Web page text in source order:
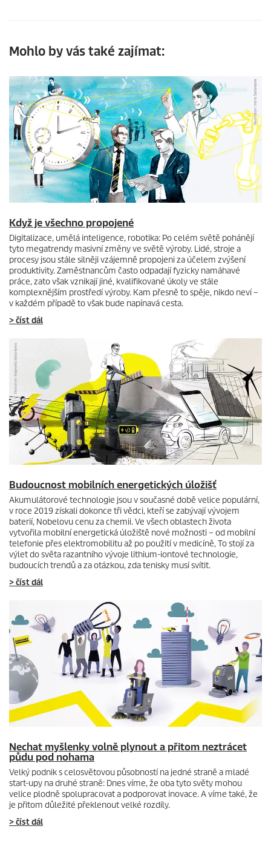
Mohlo by vás také zajímat:
Když je všechno propojené
Digitalizace, umělá inteligence, robotika: Po celém světě pohánějí
tyto megatrendy masivní změny ve světě výroby. Lidé, stroje a
procesy jsou stále silněji vzájemně propojeni za účelem zvýšení
produktivity. Zaměstnancům často odpadají fyzicky namáhavé
práce, zato však vznikají jiné, kvalifikované úkoly ve stále
komplexnějším prostředí výroby. Kam přesně to spěje, nikdo neví –
v každém případě to však bude napínavá cesta.
> číst dál
Budoucnost mobilních energetických úložišť
Akumulátorové technologie jsou v současné době velice populární,
v roce 2019 získali dokonce tři vědci, kteří se zabývají vývojem
baterií, Nobelovu cenu za chemii. Ve všech oblastech života
vytvořila mobilní energetická úložiště nové možnosti – od mobilní
telefonie přes elektromobilitu až po použití v medicíně, To stojí za
výlet do světa razantního vývoje lithium-iontové technologie,
budoucích trendů a za otázkou, zda tenisky musí svítit.
> číst dál
Nechat myšlenky volně plynout a přitom neztrácet
půdu pod nohama
Velký podnik s celosvětovou působností na jedné straně a mladé
start-upy na druhé straně: Dnes víme, že oba tyto světy mohou
velice plodně spolupracovat a podporovat inovace. A víme také, že
je přitom důležité překlenout velké rozdíly.
> číst dál